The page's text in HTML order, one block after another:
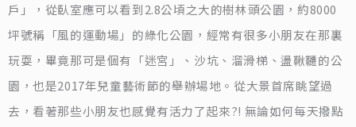
戶」，從臥室應可以看到2.8公頃之大的樹林頭公園，約8000
坪號稱「風的運動場」的綠化公園，經常有很多小朋友在那裏
玩耍，畢竟那可是個有「迷宮」、沙坑、溜滑梯、盪鞦韆的公
園，也是2017年兒童藝術節的舉辦場地。從大景首席眺望過
去，看著那些小朋友也感覺有活力了起來?! 無論如何每天撥點